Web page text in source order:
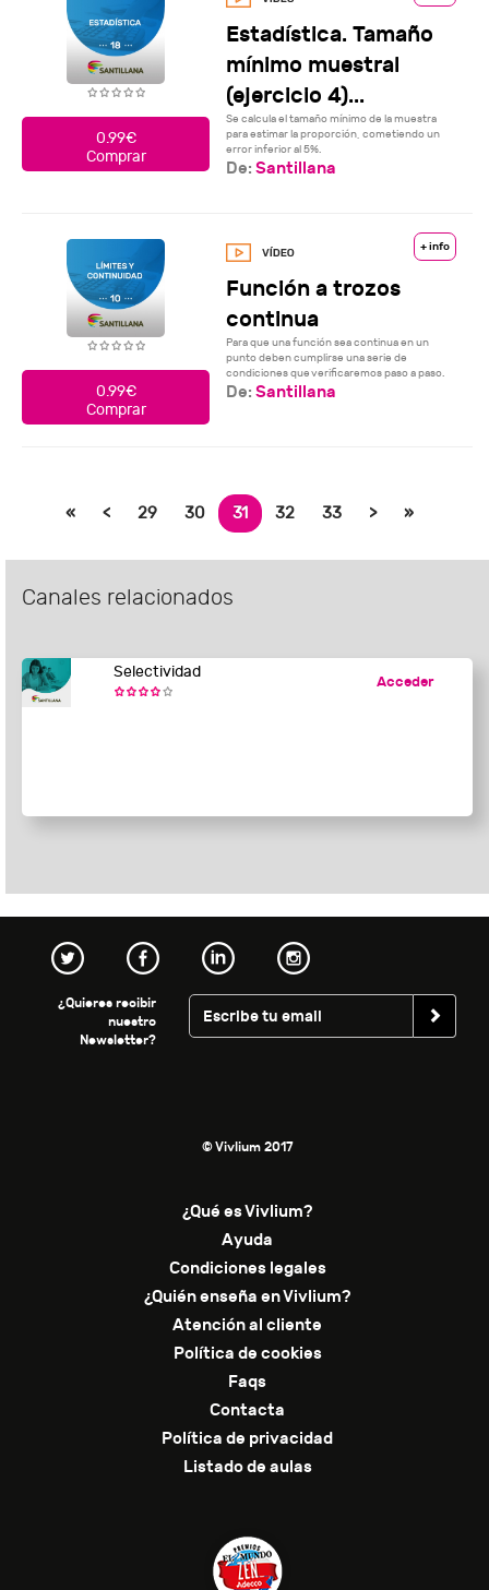
0.99€
Comprar
Estadística. Tamaño
mínimo muestral
(ejercicio 4)...
Se calcula el tamaño mínimo de la muestra
para estimar la proporción, cometiendo un
error inferior al 5%.
De:Santillana
0.99€
Comprar
+ info
Función a trozos
continua
Para que una función sea continua en un
punto deben cumplirse una serie de
condiciones que verificaremos paso a paso.
De:Santillana
« < 29 30 31 32 33 > »
Canales relacionados
Selectividad
Acceder
¿Quieres recibir
nuestro
Newsletter?
© Vivlium 2017
¿Qué es Vivlium?
Ayuda
Condiciones legales
¿Quién enseña en Vivlium?
Atención al cliente
Política de cookies
Faqs
Contacta
Política de privacidad
Listado de aulas